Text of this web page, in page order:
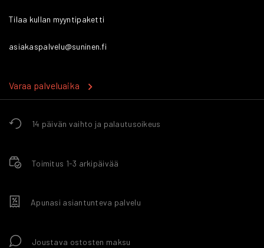
14 päivän vaihto ja palautusoikeus
Toimitus 1-3 arkipäivää
Apunasi asiantunteva palvelu
Joustava ostosten maksu
Tilaa kullan myyntipaketti
asiakaspalvelu@suninen.fi
Varaa palveluaika